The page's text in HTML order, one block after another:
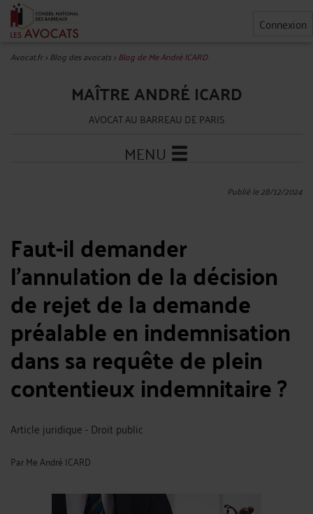
Connexion
Avocat.fr>Blog des avocats>Blog de Me André ICARD
MAÎTRE ANDRÉ ICARD
AVOCAT AU BARREAU DE PARIS
MENU
Publié le 28/12/2024
Faut-il demander
l’annulation de la décision
de rejet de la demande
préalable en indemnisation
dans sa requête de plein
contentieux indemnitaire ?
Article juridique - Droit public
ParMe André ICARD